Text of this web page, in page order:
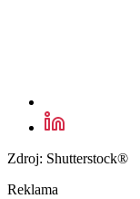
Zdroj: Shutterstock®
Reklama